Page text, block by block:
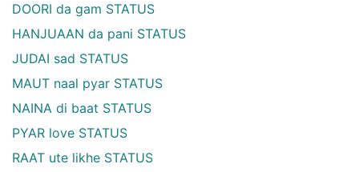
DOORI da gam STATUS
HANJUAAN da pani STATUS
JUDAI sad STATUS
MAUT naal pyar STATUS
NAINA di baat STATUS
PYAR love STATUS
RAAT ute likhe STATUS